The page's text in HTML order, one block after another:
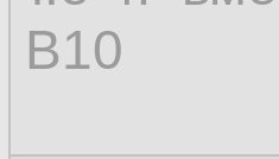
В10